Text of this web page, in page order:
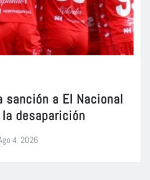
sanción a El Nacional
desaparición
4, 2026